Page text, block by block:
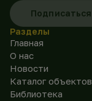
Подписаться
Разделы
Главная
О нас
Новости
Каталог объектов
Библиотека